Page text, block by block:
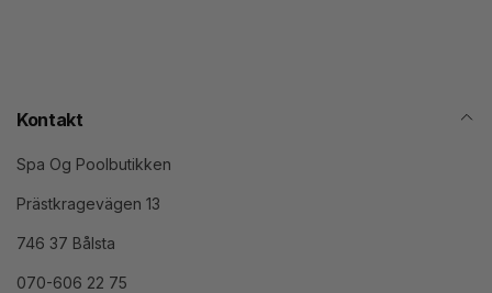
Kontakt
Spa Og Poolbutikken
Prästkragevägen 13
746 37 Bålsta
070-606 22 75